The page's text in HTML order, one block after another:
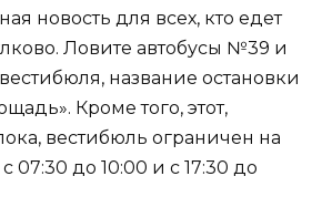
новость для всех, кто едет
Ловите автобусы №39 и
название остановки
Кроме того, этот,
вестибюль ограничен на
07:30 до 10:00 и с 17:30 до